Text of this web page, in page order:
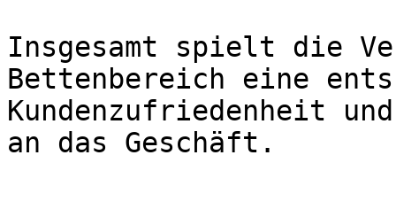
Insgesamt spielt die
Bettenbereich eine
Kundenzufriedenheit